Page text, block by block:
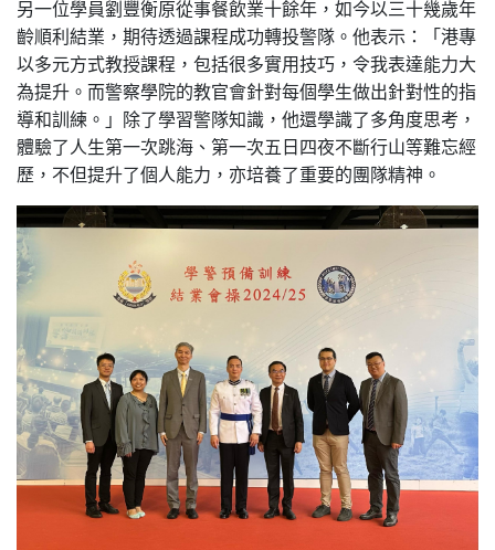
另一位學員劉豐衡原從事餐飲業十餘年，如今以三十幾歲年
齡順利結業，期待透過課程成功轉投警隊。他表示：「港專
以多元方式教授課程，包括很多實用技巧，令我表達能力大
為提升。而警察學院的教官會針對每個學生做出針對性的指
導和訓練。」除了學習警隊知識，他還學識了多角度思考，
體驗了人生第一次跳海、第一次五日四夜不斷行山等難忘經
歷，不但提升了個人能力，亦培養了重要的團隊精神。